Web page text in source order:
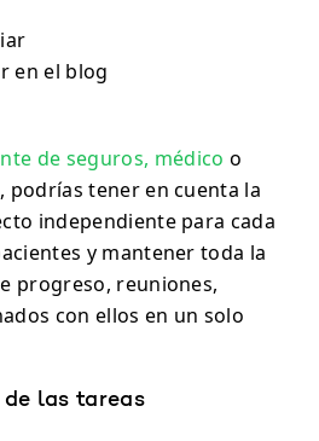
en el blog
de seguros, médico o
tener en cuenta la
independiente para cada
y mantener toda la
progreso, reuniones,
con ellos en un solo
las tareas